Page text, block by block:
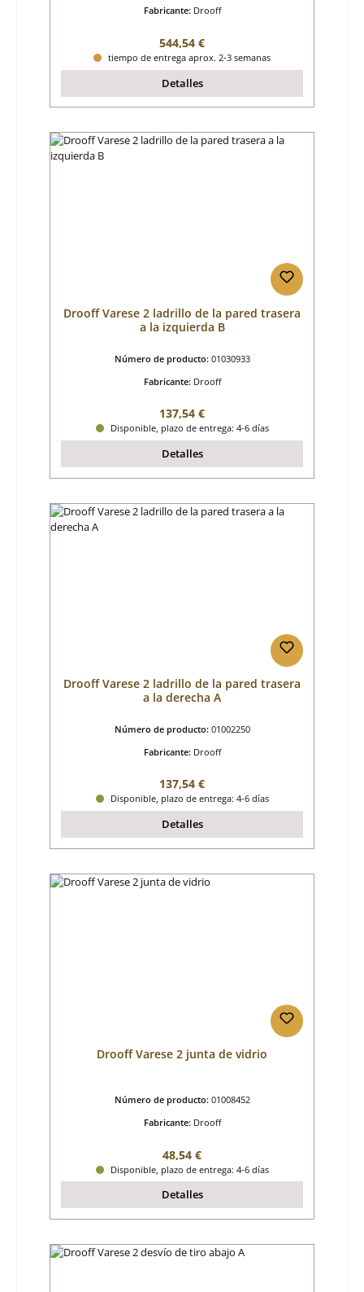
Fabricante: Drooff
Precio normal:
544,54 €
tiempo de entrega aprox. 2-3 semanas
Detalles
Drooff Varese 2 ladrillo de la pared trasera
a la izquierda B
Número de producto: 01030933
Fabricante: Drooff
Precio normal:
137,54 €
Disponible, plazo de entrega: 4-6 días
Detalles
Drooff Varese 2 ladrillo de la pared trasera
a la derecha A
Número de producto: 01002250
Fabricante: Drooff
Precio normal:
137,54 €
Disponible, plazo de entrega: 4-6 días
Detalles
Drooff Varese 2 junta de vidrio
Número de producto: 01008452
Fabricante: Drooff
Precio normal:
48,54 €
Disponible, plazo de entrega: 4-6 días
Detalles